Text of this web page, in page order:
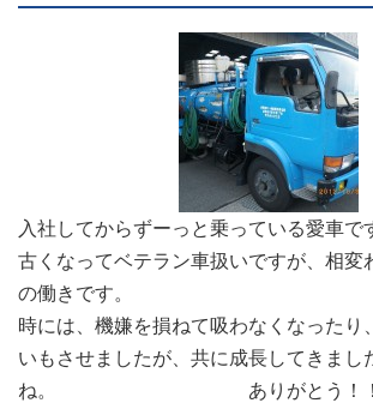
入社してからずーっと乗っている愛車で
古くなってベテラン車扱いですが、相変
の働きです。
時には、機嫌を損ねて吸わなくなったり
いもさせましたが、共に成長してきまし
ね。 ありがとう！！